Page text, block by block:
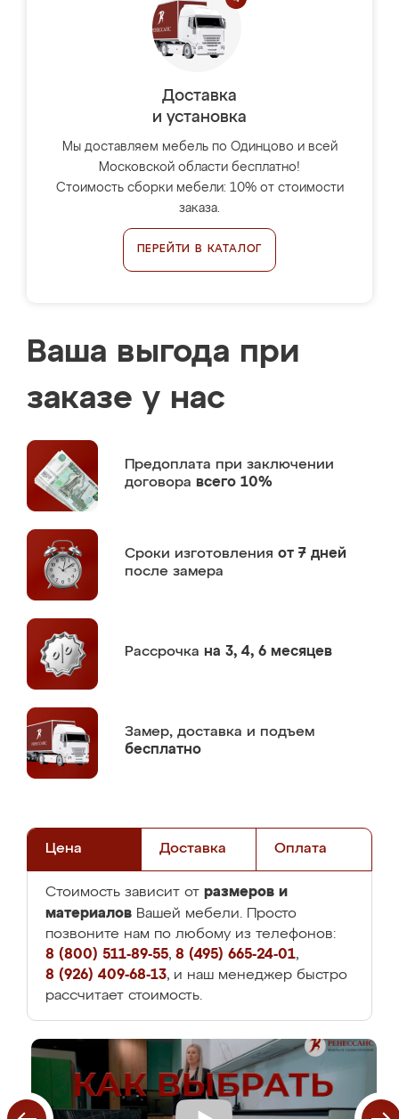
Доставка
и установка
Мы доставляем мебель по Одинцово и всей
Московской области бесплатно!
Стоимость сборки мебели: 10% от стоимости
заказа.
ПЕРЕЙТИ В КАТАЛОГ
Ваша выгода при
заказе у нас
Предоплата при заключении
договора всего 10%
Сроки изготовления от 7 дней
после замера
Рассрочка на 3, 4, 6 месяцев
Замер, доставка и подъем
бесплатно
Цена Доставка Оплата
Стоимость зависит от размеров и
материалов Вашей мебели. Просто
позвоните нам по любому из телефонов:
8 (800) 511-89-55, 8 (495) 665-24-01,
8 (926) 409-68-13, и наш менеджер быстро
рассчитает стоимость.